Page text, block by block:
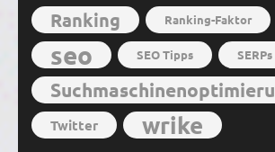
Ranking Ranking-Faktor
seo SEO Tipps SERPs
Twitter wrike